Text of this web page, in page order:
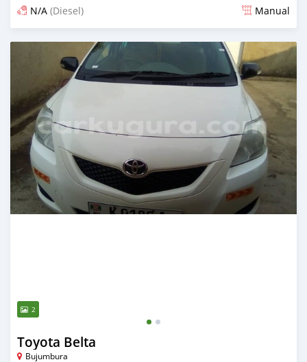
N/A (Diesel) Manual
Ilitangazwa karibia miaka 6 iliopita
2
Toyota Belta
Bujumbura